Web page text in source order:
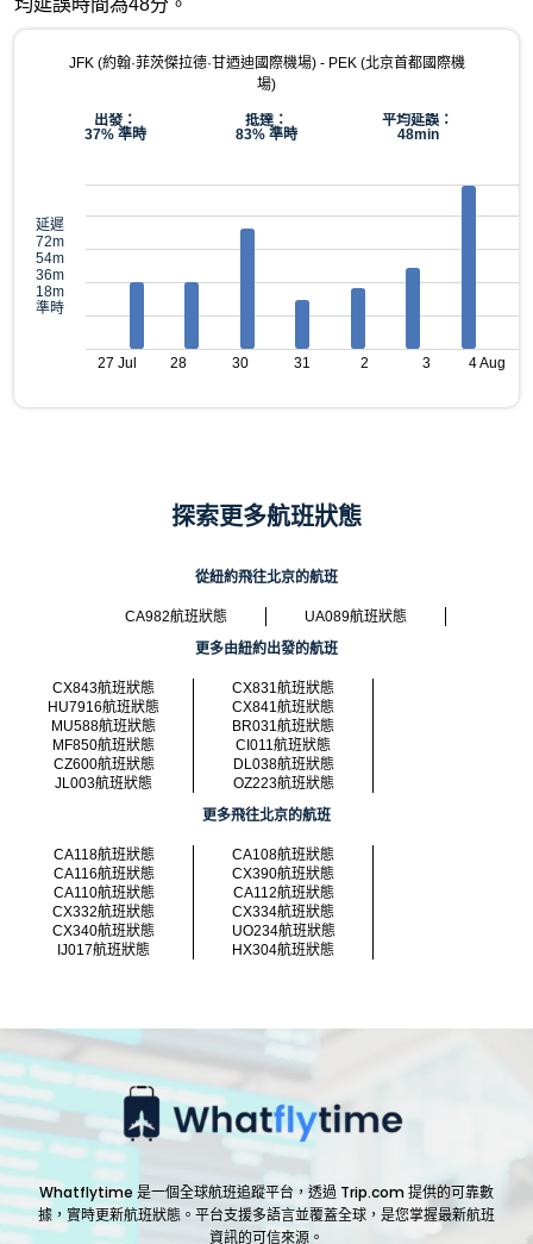
均延誤時間為48分。
JFK (約翰·菲茨傑拉德·甘迺迪國際機場) - PEK (北京首都國際機
場)
出發：
37% 準時
抵達：
83% 準時
平均延誤：
48min
延遲
72m
54m
36m
18m
準時
27 Jul 28 30 31 2 3 4 Aug
探索更多航班狀態
從紐約飛往北京的航班
CA982航班狀態
UA089航班狀態
更多由紐約出發的航班
CX843航班狀態
CX831航班狀態
HU7916航班狀態
CX841航班狀態
MU588航班狀態
BR031航班狀態
MF850航班狀態
CI011航班狀態
CZ600航班狀態
DL038航班狀態
JL003航班狀態
OZ223航班狀態
更多飛往北京的航班
CA118航班狀態
CA108航班狀態
CA116航班狀態
CX390航班狀態
CA110航班狀態
CA112航班狀態
CX332航班狀態
CX334航班狀態
CX340航班狀態
UO234航班狀態
IJ017航班狀態
HX304航班狀態
Whatflytime 是一個全球航班追蹤平台，透過 Trip.com 提供的可靠數
據，實時更新航班狀態。平台支援多語言並覆蓋全球，是您掌握最新航班
資訊的可信來源。